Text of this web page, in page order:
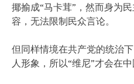
揶揄成“马卡茸”，然而身为
容，无法限制民众言论。
但同样情境在共产党的统治
人形象，所以“维尼”才会在中